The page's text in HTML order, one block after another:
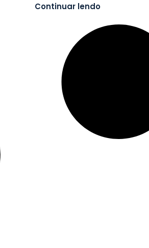
Continuar lendo